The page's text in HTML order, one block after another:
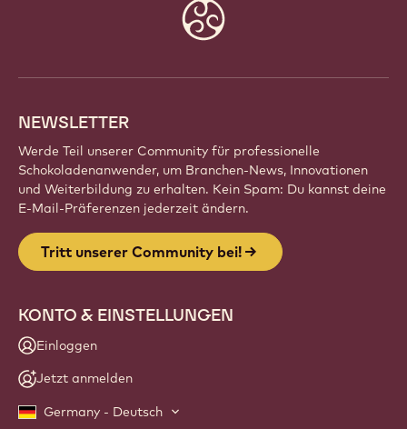
NEWSLETTER
Werde Teil unserer Community für professionelle
Schokoladenanwender, um Branchen-News, Innovationen
und Weiterbildung zu erhalten. Kein Spam: Du kannst deine
E-Mail-Präferenzen jederzeit ändern.
Tritt unserer Community bei!
KONTO & EINSTELLUNGEN
Einloggen
Jetzt anmelden
Germany - Deutsch